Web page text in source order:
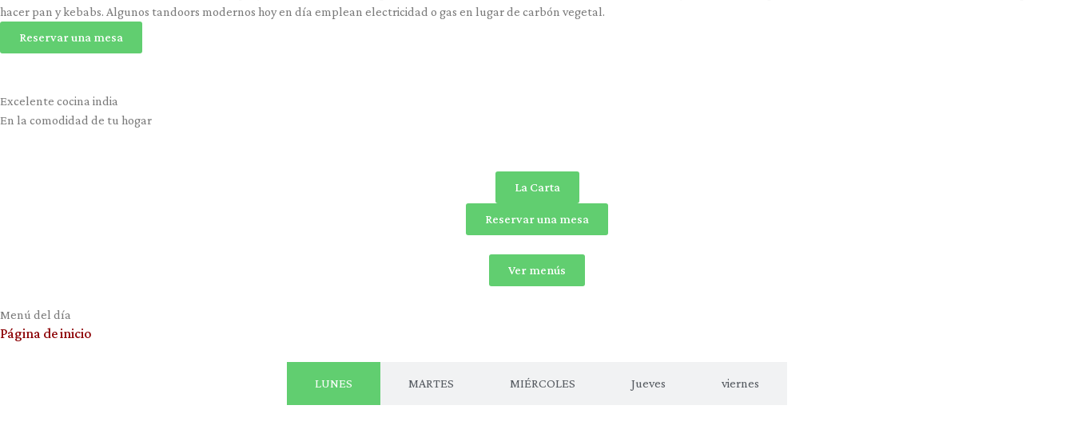
hacer pan y kebabs. Algunos tandoors modernos hoy en día emplean electricidad o gas en lugar de carbón vegetal.
Reservar una mesa
Excelente cocina india
En la comodidad de tu hogar
La Carta
Reservar una mesa
Ver menús
Menú del día
Página de inicio
LUNES MARTES MIÉRCOLES Jueves viernes